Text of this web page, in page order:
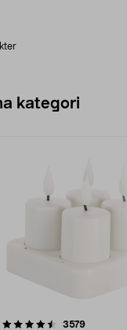
kategori
3579
4.5 av 5 stjärnor